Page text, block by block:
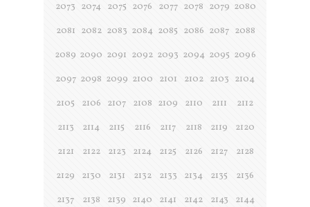
2073 2074 2075 2076 2077 2078 2079 2080
2081 2082 2083 2084 2085 2086 2087 2088
2089 2090 2091 2092 2093 2094 2095 2096
2097 2098 2099 2100 2101 2102 2103 2104
2105
2106 2107 2108 2109 2110 2111
2112
2113
2114 2115 2116 2117 2118 2119
2120
2121
2122 2123 2124 2125 2126 2127
2128
2129
2130 2131 2132 2133 2134 2135
2136
2137
2138 2139 2140 2141 2142 2143
2144